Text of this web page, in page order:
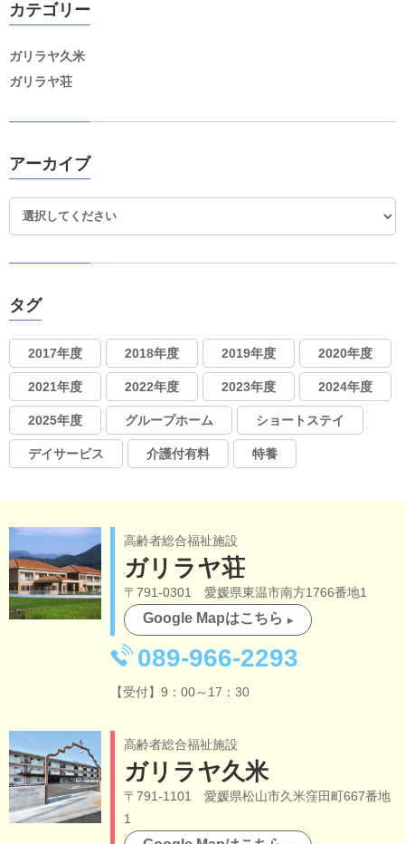
カテゴリー
ガリラヤ久米
ガリラヤ荘
アーカイブ
タグ
2017年度 2018年度 2019年度 2020年度
2021年度 2022年度 2023年度 2024年度
2025年度 グループホーム ショートステイ
デイサービス 介護付有料 特養
高齢者総合福祉施設
ガリラヤ荘
〒791-0301 愛媛県東温市南方1766番地1
Google Mapはこちら
089-966-2293
【受付】9：00～17：30
高齢者総合福祉施設
ガリラヤ久米
〒791-1101 愛媛県松山市久米窪田町667番地
1